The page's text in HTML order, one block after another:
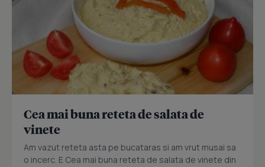
Cea mai buna reteta de salata de
vinete
Am vazut reteta asta pe bucataras si am vrut musai sa
o incerc. E Cea mai buna reteta de salata de vinete din